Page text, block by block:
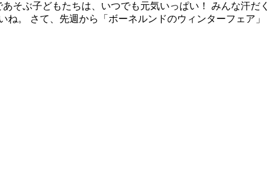
そぶ子どもたちは、いつでも元気いっぱい！ みんな汗だく
。 さて、先週から「ボーネルンドのウィンターフェア」